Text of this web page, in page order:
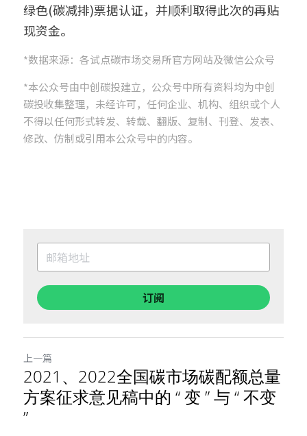
绿色(碳减排)票据认证，并顺利取得此次的再贴
现资金。
*数据来源：各试点碳市场交易所官方网站及微信公众号
*本公众号由中创碳投建立，公众号中所有资料均为中创
碳投收集整理，未经许可，任何企业、机构、组织或个人
不得以任何形式转发、转载、翻版、复制、刊登、发表、
修改、仿制或引用本公众号中的内容。
订阅
上一篇
2021、2022全国碳市场碳配额总量
方案征求意见稿中的 “ 变 ” 与 “ 不变
”